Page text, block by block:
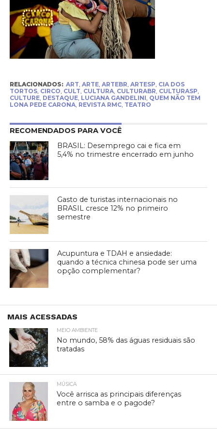
RELACIONADOS: ART, ARTE, ARTEBR, ARTESP, CIA DOS
TORTOS, CIRCO, CULT, CULTURA, CULTURABR, CULTURASP,
CULTURE, DESTAQUE, LUCIANA GANDELINI, QUEM NÃO TEM
LONA PEDE CARONA, REVISTA RMC, TEATRO
RECOMENDADOS PARA VOCÊ
BRASIL: Desemprego cai e fica em
5,4% no trimestre encerrado em junho
Gasto de turistas internacionais no
BRASIL cresce 12% no primeiro
semestre
Acupuntura e TDAH e ansiedade:
quando a técnica chinesa pode ser uma
opção complementar?
MAIS ACESSADAS
MEIO AMBIENTE
No mundo, 58% das águas residuais são
tratadas
MÚSICA
Você arrisca as principais diferenças
entre o samba e o pagode?